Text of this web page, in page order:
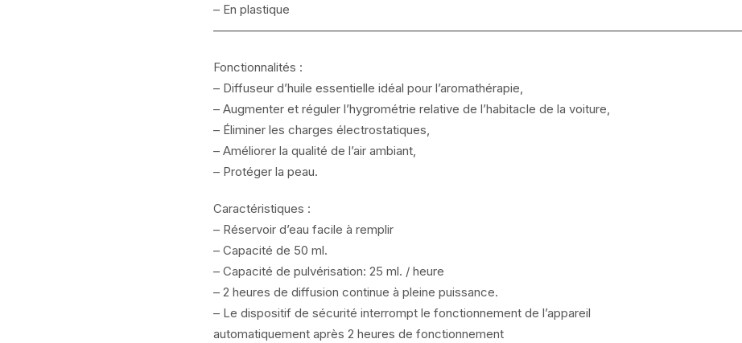
– En plastique
Fonctionnalités :
– Diffuseur d’huile essentielle idéal pour l’aromathérapie,
– Augmenter et réguler l’hygrométrie relative de l’habitacle de la voiture,
– Éliminer les charges électrostatiques,
– Améliorer la qualité de l’air ambiant,
– Protéger la peau.
Caractéristiques :
– Réservoir d’eau facile à remplir
– Capacité de 50 ml.
– Capacité de pulvérisation: 25 ml. / heure
– 2 heures de diffusion continue à pleine puissance.
– Le dispositif de sécurité interrompt le fonctionnement de l’appareil
automatiquement après 2 heures de fonctionnement